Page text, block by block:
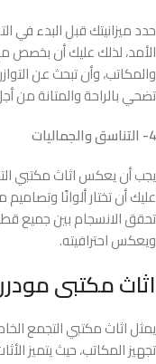
حدد ميزانيتك قبل البدء في
الأمد، لذلك عليك أن بخصص
والمكاتب، وأن تبحث عن
تضحي بالراحة والمتانة من
4- التناسق والجماليات
يجب أن يعكس اثاث مكتبي
عليك أن تختار ألوانًا
تحقق الانسجام بين جميع
ويعكس احترافيته.
اثاث مكتبى
يمثل اثاث مكتبي التجمع
تجهيز المكاتب، حيث يتميز